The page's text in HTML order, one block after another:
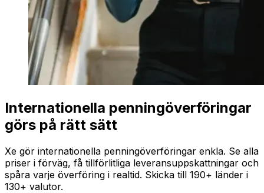
Internationella penningöverföringar
görs på rätt sätt
Xe gör internationella penningöverföringar enkla. Se alla
priser i förväg, få tillförlitliga leveransuppskattningar och
spåra varje överföring i realtid. Skicka till 190+ länder i
130+ valutor.